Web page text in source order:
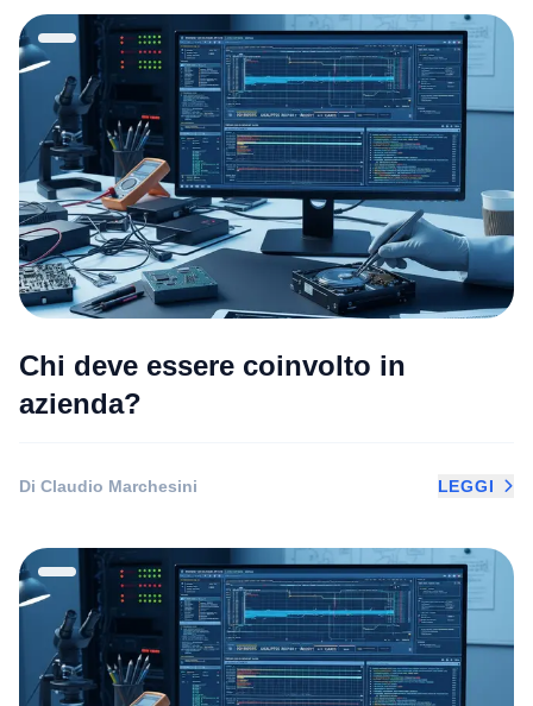
Chi deve essere coinvolto in
azienda?
Di Claudio Marchesini LEGGI